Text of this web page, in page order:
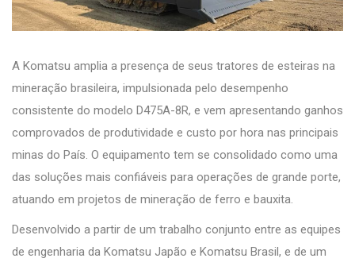
A Komatsu amplia a presença de seus tratores de esteiras na
mineração brasileira, impulsionada pelo desempenho
consistente do modelo D475A-8R, e vem apresentando ganhos
comprovados de produtividade e custo por hora nas principais
minas do País. O equipamento tem se consolidado como uma
das soluções mais confiáveis para operações de grande porte,
atuando em projetos de mineração de ferro e bauxita.
Desenvolvido a partir de um trabalho conjunto entre as equipes
de engenharia da Komatsu Japão e Komatsu Brasil, e de um